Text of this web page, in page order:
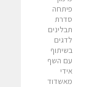
פיתחה
סדרת
תבלינים
לדגים
בשיתוף
עם השף
אידי
מאשדוד